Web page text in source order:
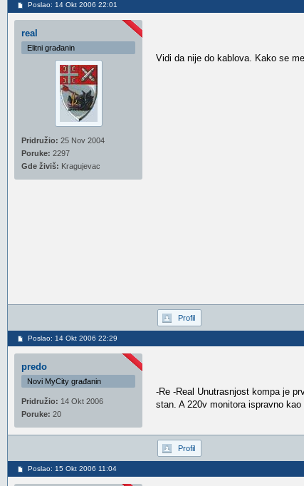
Poslao: 14 Okt 2006 22:01
real
Elitni građanin
Pridružio: 25 Nov 2004
Poruke: 2297
Gde živiš: Kragujevac
Vidi da nije do kablova. Kako se
Profil
Poslao: 14 Okt 2006 22:29
predo
Novi MyCity građanin
Pridružio: 14 Okt 2006
Poruke: 20
-Re -Real Unutrasnjost kompa je
stan. A 220v monitora ispravno
Profil
Poslao: 15 Okt 2006 11:04